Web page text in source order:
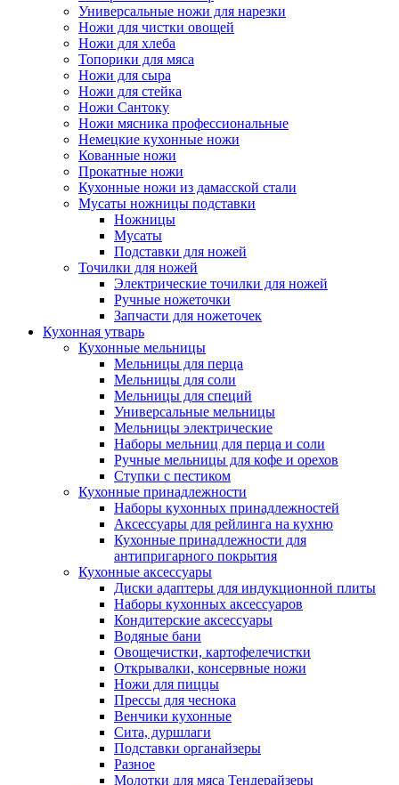
Универсальные ножи для нарезки
Ножи для чистки овощей
Ножи для хлеба
Топорики для мяса
Ножи для сыра
Ножи для стейка
Ножи Сантоку
Ножи мясника профессиональные
Немецкие кухонные ножи
Кованные ножи
Прокатные ножи
Кухонные ножи из дамасской стали
Мусаты ножницы подставки
Ножницы
Мусаты
Подставки для ножей
Точилки для ножей
Электрические точилки для ножей
Ручные ножеточки
Запчасти для ножеточек
Кухонная утварь
Кухонные мельницы
Мельницы для перца
Мельницы для соли
Мельницы для специй
Универсальные мельницы
Мельницы электрические
Наборы мельниц для перца и соли
Ручные мельницы для кофе и орехов
Ступки с пестиком
Кухонные принадлежности
Наборы кухонных принадлежностей
Аксессуары для рейлинга на кухню
Кухонные принадлежности для
антипригарного покрытия
Кухонные аксессуары
Диски адаптеры для индукционной плиты
Наборы кухонных аксессуаров
Кондитерские аксессуары
Водяные бани
Овощечистки, картофелечистки
Открывалки, консервные ножи
Ножи для пиццы
Прессы для чеснока
Венчики кухонные
Сита, дуршлаги
Подставки органайзеры
Разное
Молотки для мяса Тендерайзеры